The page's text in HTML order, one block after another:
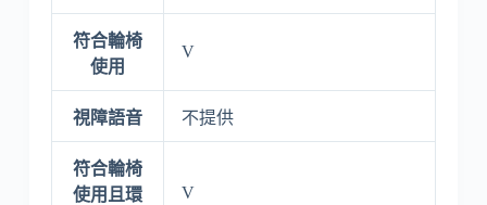
符合輪椅
使用
V
視障語音 不提供
符合輪椅
使用且環
V